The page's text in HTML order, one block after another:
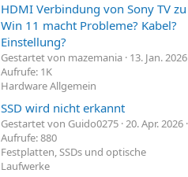
HDMI Verbindung von Sony TV zu
Win 11 macht Probleme? Kabel?
Einstellung?
Gestartet von mazemania 13. Jan. 2026
Aufrufe: 1K
Hardware Allgemein
SSD wird nicht erkannt
Gestartet von Guido0275 20. Apr. 2026
Aufrufe: 880
Festplatten, SSDs und optische
Laufwerke